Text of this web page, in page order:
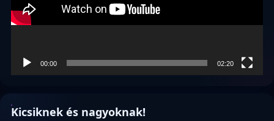
00:00 02:20
Kicsiknek és nagyoknak!